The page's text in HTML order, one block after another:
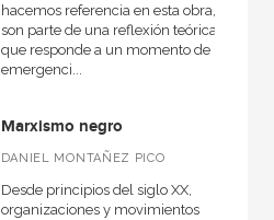
hacemos referencia en esta obra,
son parte de una reflexión teórica
que responde a un momento de
emergenci...
Marxismo negro
DANIEL MONTAÑEZ PICO
Desde principios del siglo XX,
organizaciones y movimientos